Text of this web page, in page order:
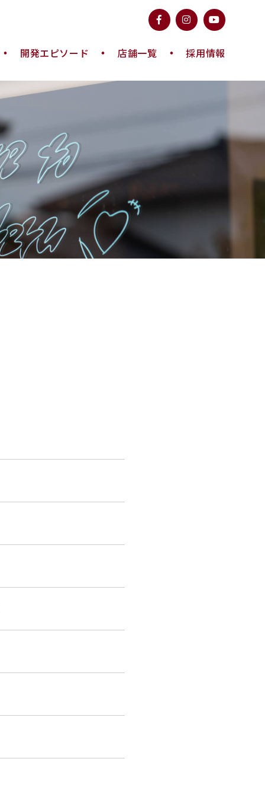
開発エピソード 店舗一覧 採用情報